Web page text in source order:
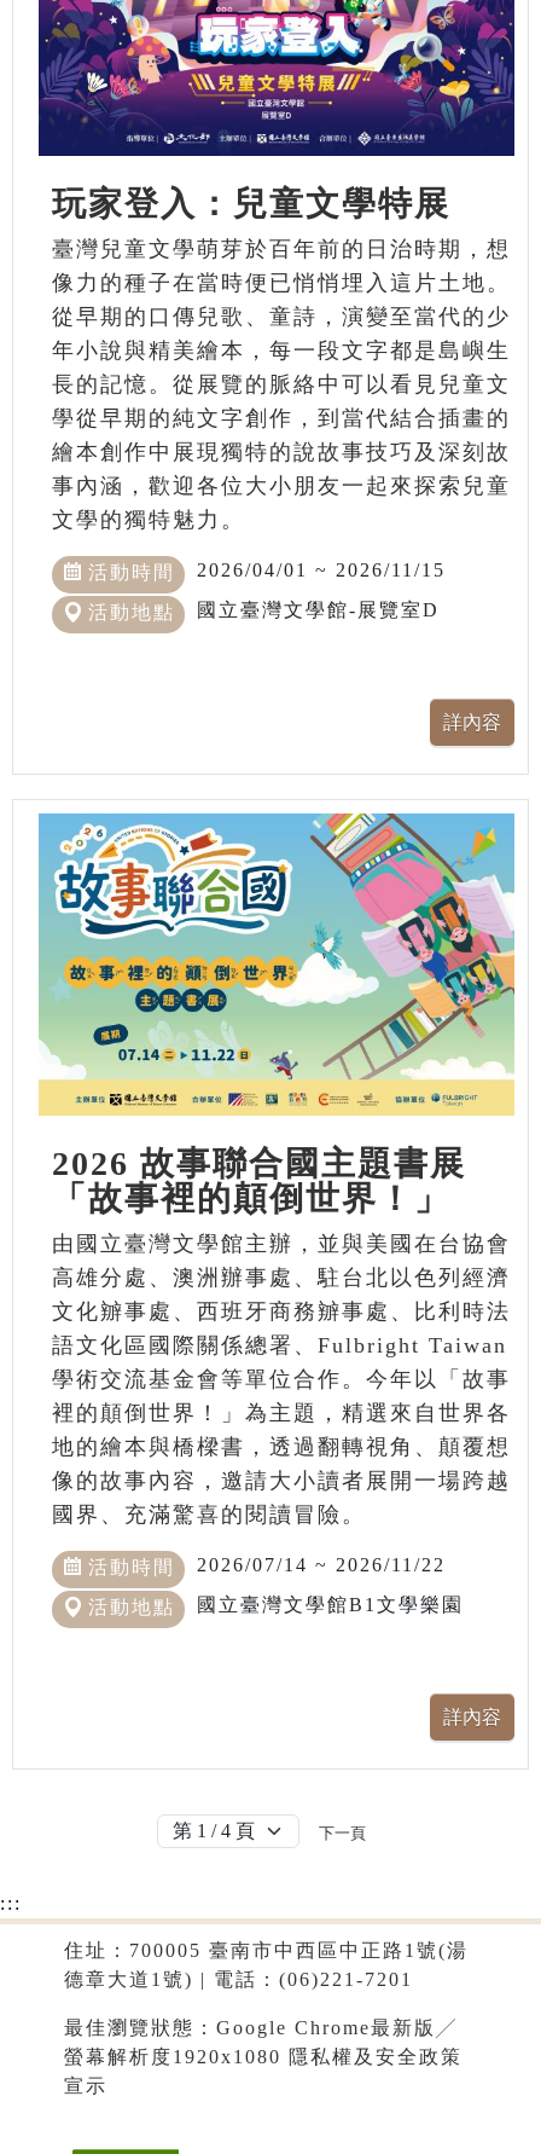
玩家登入：兒童文學特展
臺灣兒童文學萌芽於百年前的日治時期，想
像力的種子在當時便已悄悄埋入這片土地。
從早期的口傳兒歌、童詩，演變至當代的少
年小說與精美繪本，每一段文字都是島嶼生
長的記憶。從展覽的脈絡中可以看見兒童文
學從早期的純文字創作，到當代結合插畫的
繪本創作中展現獨特的說故事技巧及深刻故
事內涵，歡迎各位大小朋友一起來探索兒童
文學的獨特魅力。
活動時間 2026/04/01 ~ 2026/11/15
活動地點 國立臺灣文學館-展覽室D
2026 故事聯合國主題書展
「故事裡的顛倒世界！」
由國立臺灣文學館主辦，並與美國在台協會
高雄分處、澳洲辦事處、駐台北以色列經濟
文化辧事處、西班牙商務辧事處、比利時法
語文化區國際關係總署、Fulbright Taiwan
學術交流基金會等單位合作。今年以「故事
裡的顛倒世界！」為主題，精選來自世界各
地的繪本與橋樑書，透過翻轉視角、顛覆想
像的故事內容，邀請大小讀者展開一場跨越
國界、充滿驚喜的閱讀冒險。
活動時間 2026/07/14 ~ 2026/11/22
活動地點 國立臺灣文學館B1文學樂園
下一頁
:::
住址：700005 臺南市中西區中正路1號(湯
德章大道1號) | 電話：(06)221-7201
最佳瀏覽狀態：Google Chrome最新版╱
螢幕解析度1920x1080 隱私權及安全政策
宣示